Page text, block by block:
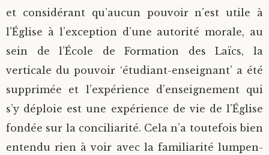
et considérant qu’aucun pouvoir n’est utile à
l’Église à l’exception d’une autorité morale, au
sein de l’École de Formation des Laïcs, la
verticale du pouvoir ‘étudiant-enseignant’ a été
supprimée et l’expérience d’enseignement qui
s’y déploie est une expérience de vie de l’Église
fondée sur la conciliarité. Cela n’a toutefois bien
entendu rien à voir avec la familiarité lumpen-